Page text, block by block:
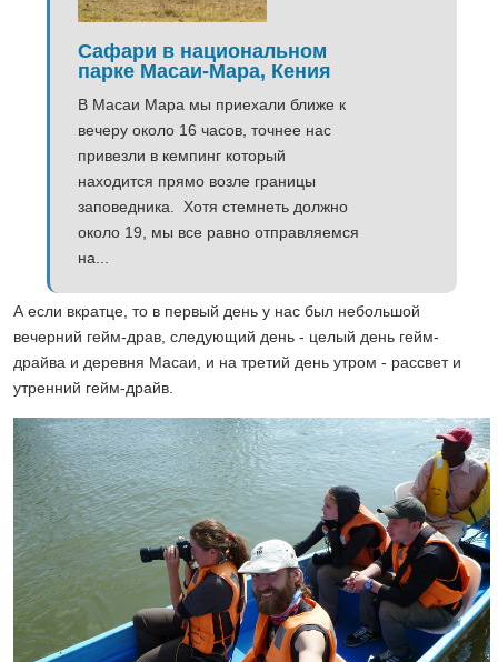
Сафари в национальном
парке Масаи-Мара, Кения
В Масаи Мара мы приехали ближе к
вечеру около 16 часов, точнее нас
привезли в кемпинг который
находится прямо возле границы
заповедника. Хотя стемнеть должно
около 19, мы все равно отправляемся
на...
А если вкратце, то в первый день у нас был небольшой
вечерний гейм-драв, следующий день - целый день гейм-
драйва и деревня Масаи, и на третий день утром - рассвет и
утренний гейм-драйв.